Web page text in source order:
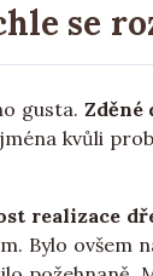
se
gusta. Zděné
kvůli
realizace
Bylo ovšem